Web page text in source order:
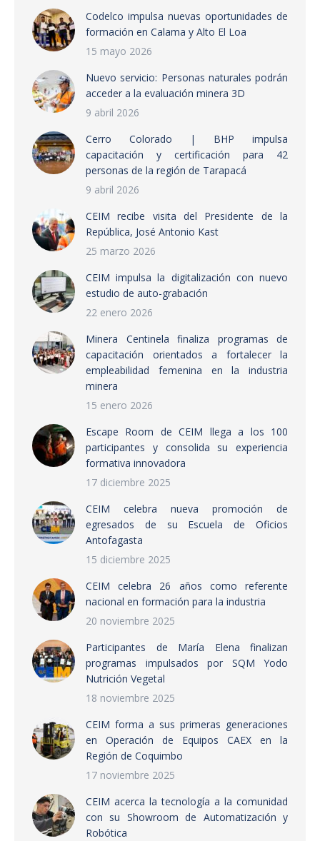
Codelco impulsa nuevas oportunidades de
formación en Calama y Alto El Loa
15 mayo 2026
Nuevo servicio: Personas naturales podrán
acceder a la evaluación minera 3D
9 abril 2026
Cerro Colorado | BHP impulsa
capacitación y certificación para 42
personas de la región de Tarapacá
9 abril 2026
CEIM recibe visita del Presidente de la
República, José Antonio Kast
25 marzo 2026
CEIM impulsa la digitalización con nuevo
estudio de auto-grabación
22 enero 2026
Minera Centinela finaliza programas de
capacitación orientados a fortalecer la
empleabilidad femenina en la industria
minera
15 enero 2026
Escape Room de CEIM llega a los 100
participantes y consolida su experiencia
formativa innovadora
17 diciembre 2025
CEIM celebra nueva promoción de
egresados de su Escuela de Oficios
Antofagasta
15 diciembre 2025
CEIM celebra 26 años como referente
nacional en formación para la industria
20 noviembre 2025
Participantes de María Elena finalizan
programas impulsados por SQM Yodo
Nutrición Vegetal
18 noviembre 2025
CEIM forma a sus primeras generaciones
en Operación de Equipos CAEX en la
Región de Coquimbo
17 noviembre 2025
CEIM acerca la tecnología a la comunidad
con su Showroom de Automatización y
Robótica